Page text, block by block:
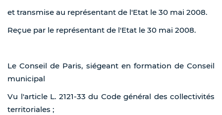
et transmise au représentant de l'Etat le 30 mai 2008.
Reçue par le représentant de l'Etat le 30 mai 2008.
Le Conseil de Paris, siégeant en formation de Conseil
municipal
Vu l'article L. 2121-33 du Code général des collectivités
territoriales ;